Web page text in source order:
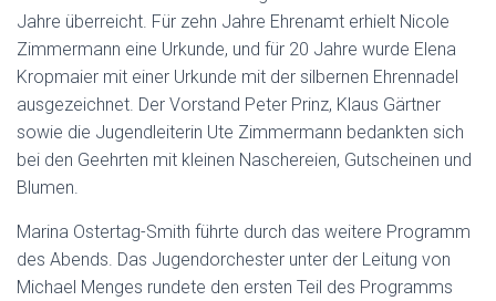
Jahre überreicht. Für zehn Jahre Ehrenamt erhielt Nicole
Zimmermann eine Urkunde, und für 20 Jahre wurde Elena
Kropmaier mit einer Urkunde mit der silbernen Ehrennadel
ausgezeichnet. Der Vorstand Peter Prinz, Klaus Gärtner
sowie die Jugendleiterin Ute Zimmermann bedankten sich
bei den Geehrten mit kleinen Naschereien, Gutscheinen und
Blumen.
Marina Ostertag-Smith führte durch das weitere Programm
des Abends. Das Jugendorchester unter der Leitung von
Michael Menges rundete den ersten Teil des Programms